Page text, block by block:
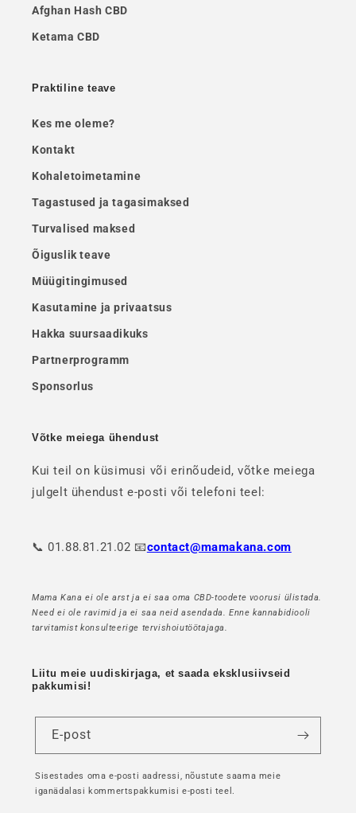
Afghan Hash CBD
Ketama CBD
Praktiline teave
Kes me oleme?
Kontakt
Kohaletoimetamine
Tagastused ja tagasimaksed
Turvalised maksed
Õiguslik teave
Müügitingimused
Kasutamine ja privaatsus
Hakka suursaadikuks
Partnerprogramm
Sponsorlus
Võtke meiega ühendust
Kui teil on küsimusi või erinõudeid, võtke meiega
julgelt ühendust e-posti või telefoni teel:
📞 01.88.81.21.02 📧contact@mamakana.com
Mama Kana ei ole arst ja ei saa oma CBD-toodete voorusi ülistada.
Need ei ole ravimid ja ei saa neid asendada. Enne kannabidiooli
tarvitamist konsulteerige tervishoiutöötajaga.
Liitu meie uudiskirjaga, et saada eksklusiivseid
pakkumisi!
E-post
Sisestades oma e-posti aadressi, nõustute saama meie
iganädalasi kommertspakkumisi e-posti teel.